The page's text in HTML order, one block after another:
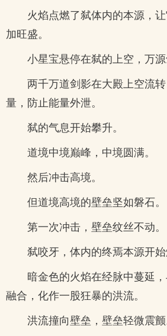
火焰点燃了弑体内的本源，
加旺盛。
小星宝悬停在弑的上空，万源
两千万道剑影在大殿上空流
量，防止能量外泄。
弑的气息开始攀升。
道境中境巅峰，中境圆满。
然后冲击高境。
但道境高境的壁垒坚如磐石。
第一次冲击，壁垒纹丝不动。
弑咬牙，体内的终焉本源开始
暗金色的火焰在经脉中蔓延
融合，化作一股狂暴的洪流。
洪流撞向壁垒，壁垒轻微震颤